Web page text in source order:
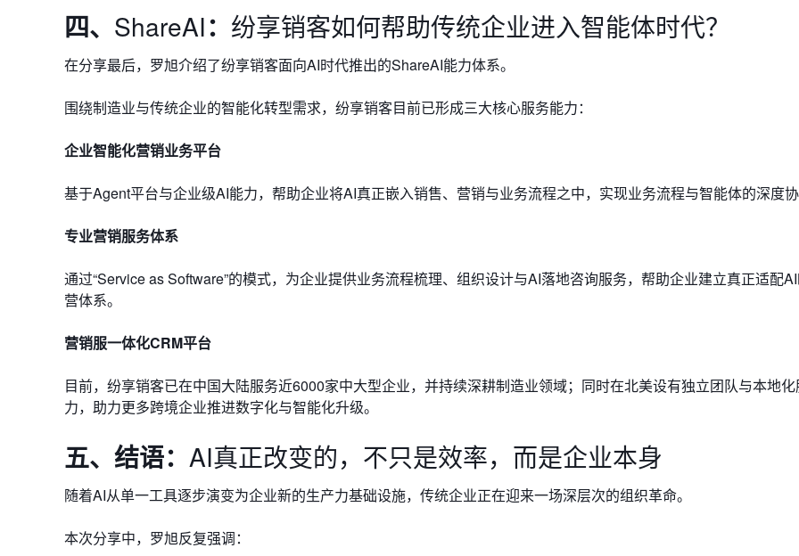
四、 ShareAI： 纷享销客如何帮助传统企业进入智能体时代？
在分享最后，罗旭介绍了纷享销客面向AI时代推出的ShareAI能力体系。
围绕制造业与传统企业的智能化转型需求，纷享销客目前已形成三大核心服务能力：
企业智能化营销业务平台
基于Agent平台与企业级AI能力，帮助企业将AI真正嵌入销售、营销与业务流程之中，实现业务流程与智能体的深度协
专业营销服务体系
通过“Service as Software”的模式，为企业提供业务流程梳理、组织设计与AI落地咨询服务，帮助企业建立真正适配
营体系。
营销服一体化CRM平台
目前，纷享销客已在中国大陆服务近6000家中大型企业，并持续深耕制造业领域；同时在北美设有独立团队与本地
力，助力更多跨境企业推进数字化与智能化升级。
五、 结语： AI真正改变的， 不只是效率，而是企业本身
随着AI从单一工具逐步演变为企业新的生产力基础设施，传统企业正在迎来一场深层次的组织革命。
本次分享中，罗旭反复强调：